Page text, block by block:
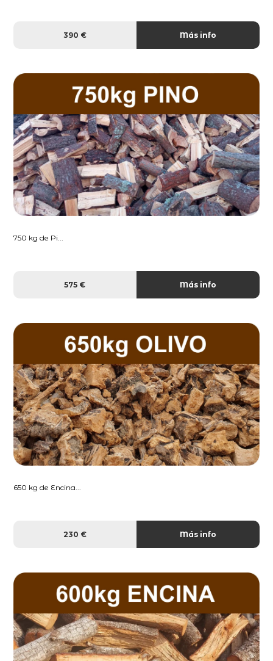
390 € Más info
750 kg de Pi...
575 € Más info
650 kg de Encina...
230 € Más info